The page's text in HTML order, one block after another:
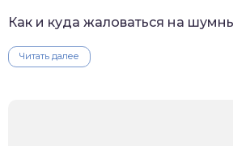
Как и куда жаловаться на
Читать далее